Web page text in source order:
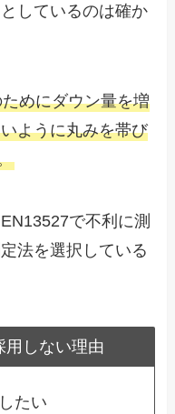
しているのは確か
めにダウン量を増
ように丸みを帯び
で不利に測
法を選択している
用しない理由
たい